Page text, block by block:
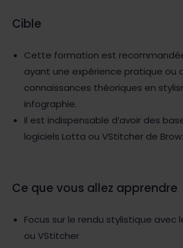
Cible
Cette formation est
ayant une expérience pratique ou
connaissances théoriques en
infographie.
Il est indispensable d’avoir des
logiciels Lotta ou VStitcher de
Ce que vous allez apprendre
Focus sur le rendu stylistique avec
ou VStitcher